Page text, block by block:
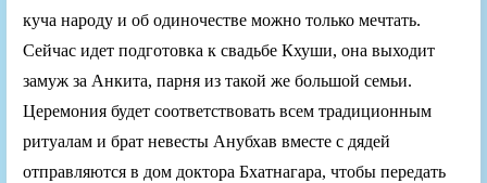
куча народу и об одиночестве можно только мечтать.
Сейчас идет подготовка к свадьбе Кхуши, она выходит
замуж за Анкита, парня из такой же большой семьи.
Церемония будет соответствовать всем традиционным
ритуалам и брат невесты Анубхав вместе с дядей
отправляются в дом доктора Бхатнагара, чтобы передать